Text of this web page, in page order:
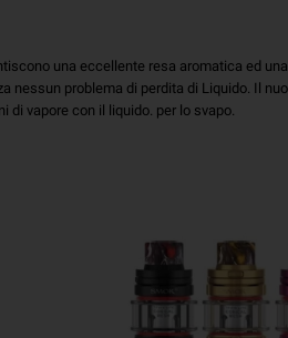
una eccellente resa aromatica ed
nessun problema di perdita di Liquido. Il
di vapore con il liquido. per lo svapo.